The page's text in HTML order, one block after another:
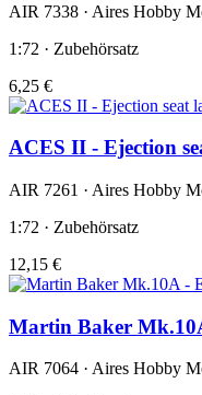
AIR 7338 · Aires Hobby
1:72 · Zubehörsatz
6,25 €
ACES II - Ejection
AIR 7261 · Aires Hobby
1:72 · Zubehörsatz
12,15 €
Martin Baker
AIR 7064 · Aires Hobby